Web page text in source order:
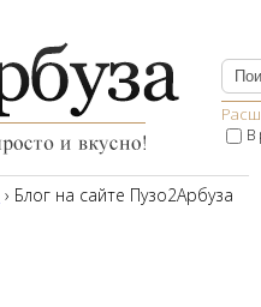
В
› Блог на сайте Пузо2Арбуза